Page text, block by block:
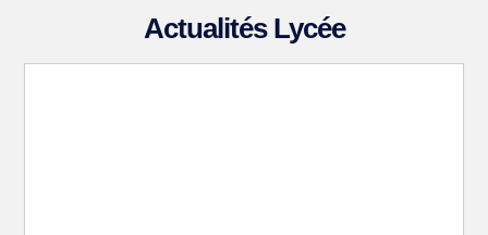
Actualités Lycée